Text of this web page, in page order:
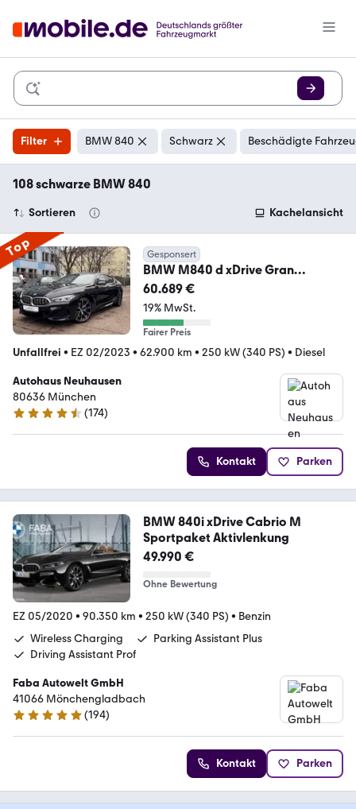
Filter BMW 840 Schwarz Beschädigte
108 schwarze BMW 840
Sortieren Kachelansicht
Top Gesponsert
BMW M840 d xDrive Gran
Coupe*HUD*PANO*LASER*ACC*
360*
60.689 €
19% MwSt.
Fairer Preis
Unfallfrei • EZ 02/2023 • 62.900 km • 250 kW (340 PS) • Diesel
Autohaus Neuhausen
80636 München
4.7 Sterne
(174)
Kontakt Parken
BMW 840i xDrive Cabrio M
Sportpaket Aktivlenkung
49.990 €
Ohne Bewertung
EZ 05/2020 • 90.350 km • 250 kW (340 PS) • Benzin
Wireless Charging
Parking Assistant Plus
Driving Assistant Prof
Faba Autowelt GmbH
41066 Mönchengladbach
4.8 Sterne
(194)
Kontakt Parken